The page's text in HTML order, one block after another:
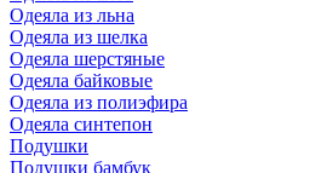
Одеяла из льна
Одеяла из шелка
Одеяла шерстяные
Одеяла байковые
Одеяла из полиэфира
Одеяла синтепон
Подушки
Подушки бамбук